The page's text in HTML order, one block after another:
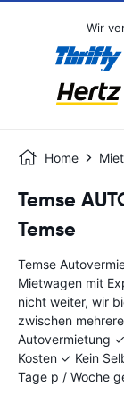
Wir
Home
Temse
Temse
Temse
Mietwagen mit
nicht weiter, wir
zwischen
Autovermietung
Kosten ✓ Kein
Tage p / Woche